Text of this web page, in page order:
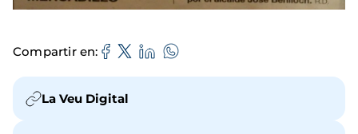
Compartir en
La Veu Digital